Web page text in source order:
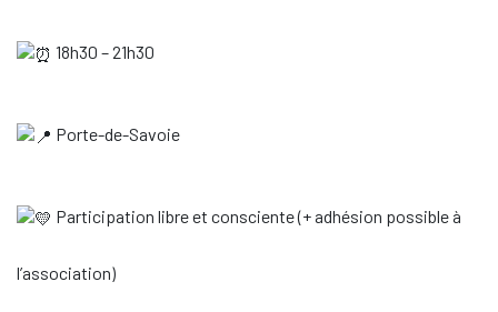
18h30 – 21h30
Porte-de-Savoie
Participation libre et consciente (+ adhésion possible à
l’association)